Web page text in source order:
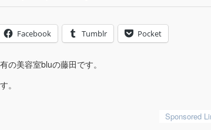
Facebook Tumblr Pocket
の美容室bluの藤田です。
。